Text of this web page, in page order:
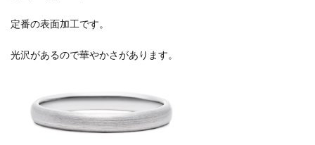
定番の表面加工です。
光沢があるので華やかさがあります。